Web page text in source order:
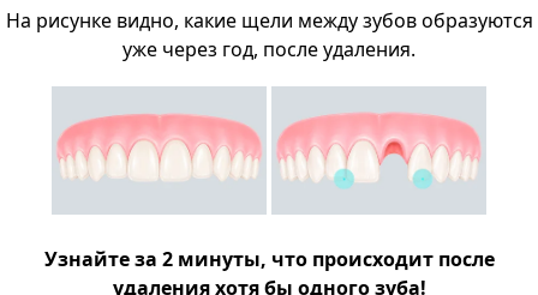
На рисунке видно, какие щели между зубов образуются
уже через год, после удаления.
Узнайте за 2 минуты, что происходит после
удаления хотя бы одного зуба!